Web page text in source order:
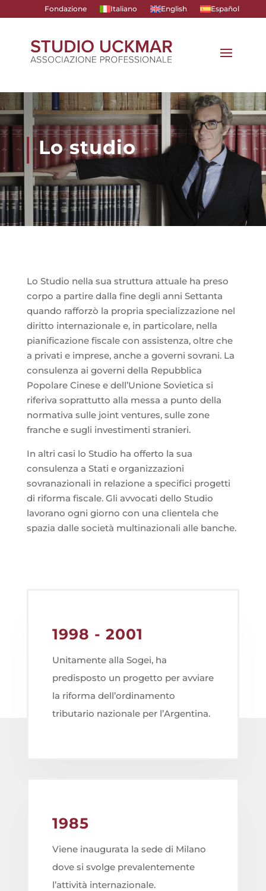
Fondazione Italiano English Español
Lo studio
Lo Studio nella sua struttura attuale ha preso
corpo a partire dalla fine degli anni Settanta
quando rafforzò la propria specializzazione nel
diritto internazionale e, in particolare, nella
pianificazione fiscale con assistenza, oltre che
a privati e imprese, anche a governi sovrani. La
consulenza ai governi della Repubblica
Popolare Cinese e dell’Unione Sovietica si
riferiva soprattutto alla messa a punto della
normativa sulle joint ventures, sulle zone
franche e sugli investimenti stranieri.
In altri casi lo Studio ha offerto la sua
consulenza a Stati e organizzazioni
sovranazionali in relazione a specifici progetti
di riforma fiscale. Gli avvocati dello Studio
lavorano ogni giorno con una clientela che
spazia dalle società multinazionali alle banche.
1998 - 2001
Unitamente alla Sogei, ha
predisposto un progetto per avviare
la riforma dell’ordinamento
tributario nazionale per l’Argentina.
1985
Viene inaugurata la sede di Milano
dove si svolge prevalentemente
l’attività internazionale.